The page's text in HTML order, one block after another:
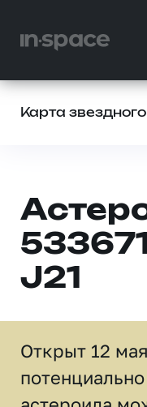
Карта
J21
Открыт 12